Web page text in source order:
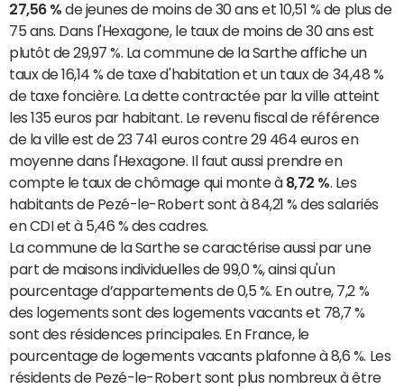
27,56 % de jeunes de moins de 30 ans et 10,51 % de plus de
75 ans. Dans l'Hexagone, le taux de moins de 30 ans est
plutôt de 29,97 %. La commune de la Sarthe affiche un
taux de 16,14 % de taxe d'habitation et un taux de 34,48 %
de taxe foncière. La dette contractée par la ville atteint
les 135 euros par habitant. Le revenu fiscal de référence
de la ville est de 23 741 euros contre 29 464 euros en
moyenne dans l'Hexagone. Il faut aussi prendre en
compte le taux de chômage qui monte à 8,72 % . Les
habitants de Pezé-le-Robert sont à 84,21 % des salariés
en CDI et à 5,46 % des cadres.
La commune de la Sarthe se caractérise aussi par une
part de maisons individuelles de 99,0 %, ainsi qu'un
pourcentage d’appartements de 0,5 %. En outre, 7,2 %
des logements sont des logements vacants et 78,7 %
sont des résidences principales. En France, le
pourcentage de logements vacants plafonne à 8,6 %. Les
résidents de Pezé-le-Robert sont plus nombreux à être